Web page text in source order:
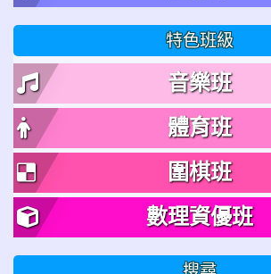
特色班級
音樂班
體育班
圍棋班
數理資優班